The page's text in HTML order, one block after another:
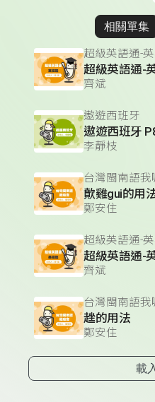
相關單集
超級英語通-
齊斌
遨遊西班牙
遨遊西班牙
李靜枝
台灣閩南語我
歕雞gui的用
鄭安住
超級英語通-
齊斌
台灣閩南語我
趖的用法
鄭安住
載